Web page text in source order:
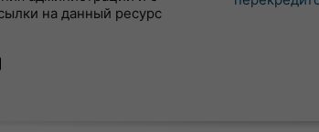
на данный ресурс